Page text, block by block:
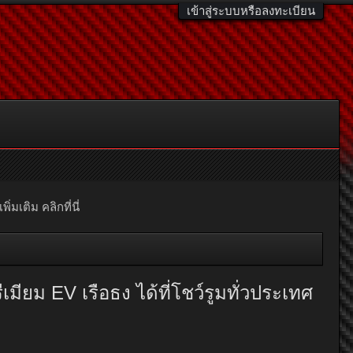
เข้าสู่ระบบหรือลงทะเบียน
พิ่มเติม คลิกที่นี่
ยม EV เรือธง ได้ที่โชว์รูมทั่วประเทศ